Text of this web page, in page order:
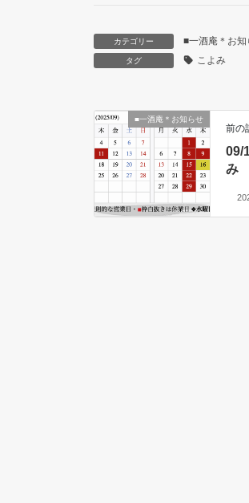
カテゴリー ■一酒庵＊お知
タグ こよみ
■一酒庵＊お知らせ
前の
09/
み